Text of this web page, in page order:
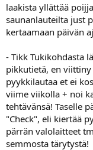
laakista yllättää
saunanlauteilta just
kertaamaan päivän
- Tikk Tukikohdasta
pikkutietä, en
pyykkilautaa et ei
viime viikolla + noi
tehtävänsä! Taselle
"Check", eli kiertää
pärrän valolaitteet
semmosta tärytystä!